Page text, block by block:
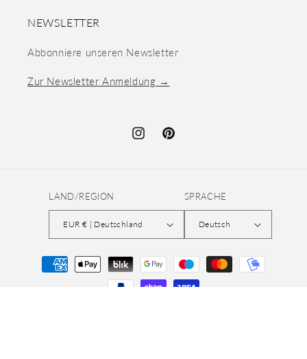
NEWSLETTER
Abbonniere unseren Newsletter
Zur Newsletter Anmeldung →
InstagramPinterest
LAND/REGION
EUR € | Deutschland
SPRACHE
Deutsch
Zahlungsmethoden